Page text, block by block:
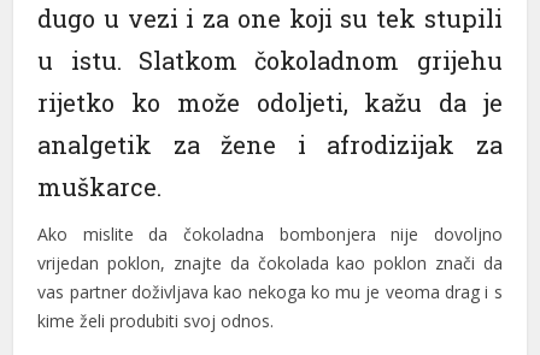
dugo u vezi i za one koji su tek stupili
u istu. Slatkom čokoladnom grijehu
rijetko ko može odoljeti, kažu da je
analgetik za žene i afrodizijak za
muškarce.
Ako mislite da čokoladna bombonjera nije dovoljno
vrijedan poklon, znajte da čokolada kao poklon znači da
vas partner doživljava kao nekoga ko mu je veoma drag i s
kime želi produbiti svoj odnos.